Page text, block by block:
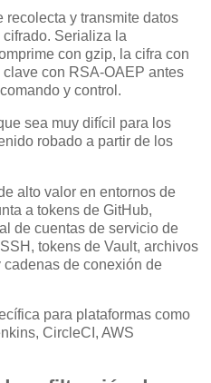
recolecta y transmite datos
Serializa la
con gzip, la cifra con
con RSA-OAEP antes
y control.
sea muy difícil para los
robado a partir de los
alto valor en entornos de
a tokens de GitHub,
de cuentas de servicio de
tokens de Vault, archivos
de conexión de
para plataformas como
CircleCI, AWS